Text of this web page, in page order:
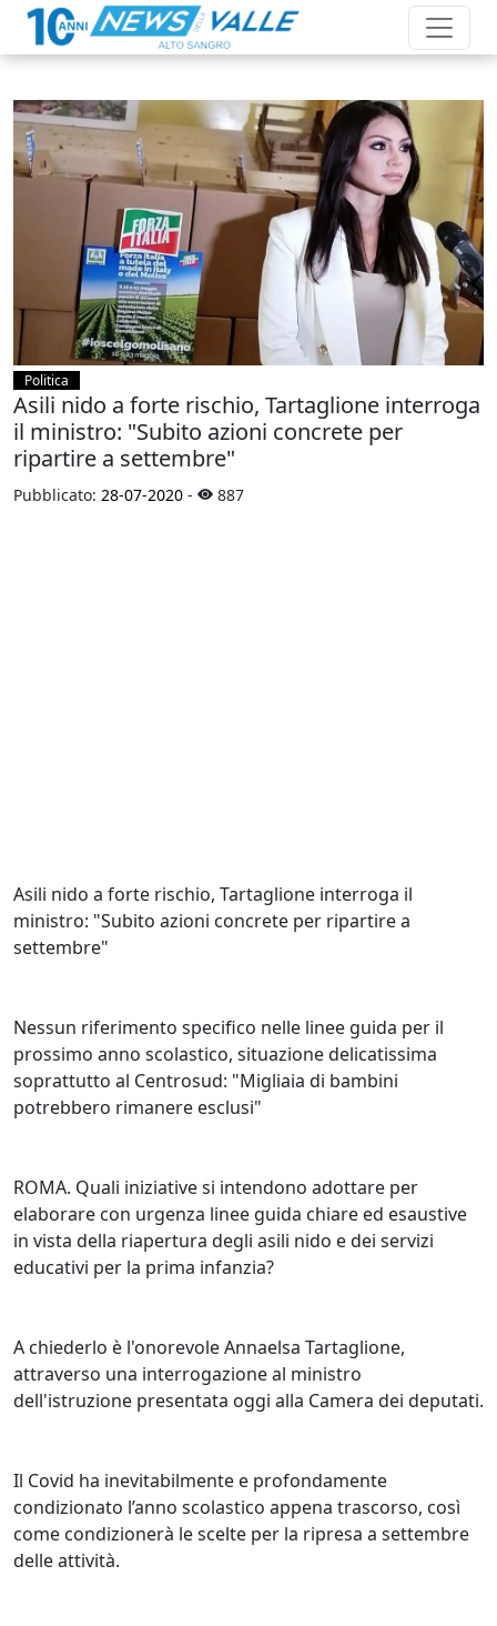
Politica
Asili nido a forte rischio, Tartaglione interroga
il ministro: "Subito azioni concrete per
ripartire a settembre"
Pubblicato: 28-07-2020 - 887
Asili nido a forte rischio, Tartaglione interroga il
ministro: "Subito azioni concrete per ripartire a
settembre"
Nessun riferimento specifico nelle linee guida per il
prossimo anno scolastico, situazione delicatissima
soprattutto al Centrosud: "Migliaia di bambini
potrebbero rimanere esclusi"
ROMA. Quali iniziative si intendono adottare per
elaborare con urgenza linee guida chiare ed esaustive
in vista della riapertura degli asili nido e dei servizi
educativi per la prima infanzia?
A chiederlo è l'onorevole Annaelsa Tartaglione,
attraverso una interrogazione al ministro
dell'istruzione presentata oggi alla Camera dei deputati.
Il Covid ha inevitabilmente e profondamente
condizionato l’anno scolastico appena trascorso, così
come condizionerà le scelte per la ripresa a settembre
delle attività.